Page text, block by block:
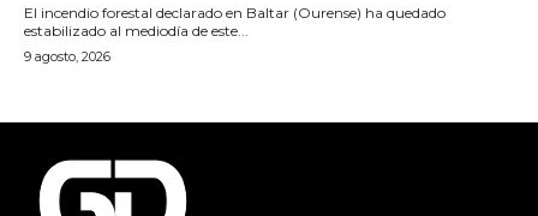
El incendio forestal declarado en Baltar (Ourense) ha quedado
estabilizado al mediodía de este...
9 agosto, 2026